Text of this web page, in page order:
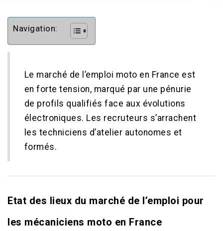
Navigation:
Le marché de l’emploi moto en France est
en forte tension, marqué par une pénurie
de profils qualifiés face aux évolutions
électroniques. Les recruteurs s’arrachent
les techniciens d’atelier autonomes et
formés.
Etat des lieux du marché de l’emploi pour
les mécaniciens moto en France